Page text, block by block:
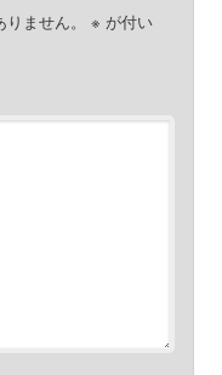
ません。 ※ が付い